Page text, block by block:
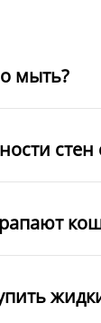
мыть?